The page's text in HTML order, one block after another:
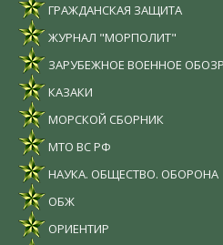
ГРАЖДАНСКАЯ ЗАЩИТА
ЖУРНАЛ "МОРПОЛИТ"
ЗАРУБЕЖНОЕ ВОЕННОЕ
КАЗАКИ
МОРСКОЙ СБОРНИК
МТО ВС РФ
НАУКА. ОБЩЕСТВО. ОБОРОНА
ОБЖ
ОРИЕНТИР